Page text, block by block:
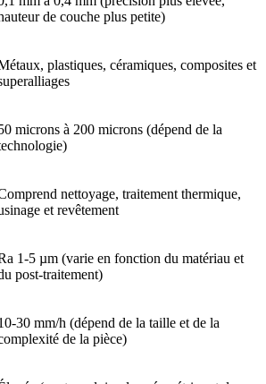
de couche plus petite)
plastiques, céramiques, composites et
microns à 200 microns (dépend de la
nettoyage, traitement thermique,
et revêtement
1-5 µm (varie en fonction du matériau et
post-traitement)
30 mm/h (dépend de la taille et de la
de la pièce)